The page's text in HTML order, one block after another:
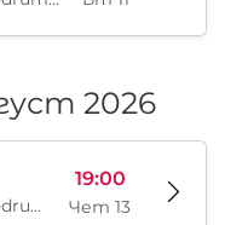
2026
Vidas Art Arena, Kolodrum, Borisova gradina, София, BG
19:00
Чет 13